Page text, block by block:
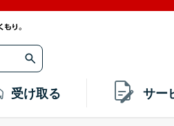
受け取る サー